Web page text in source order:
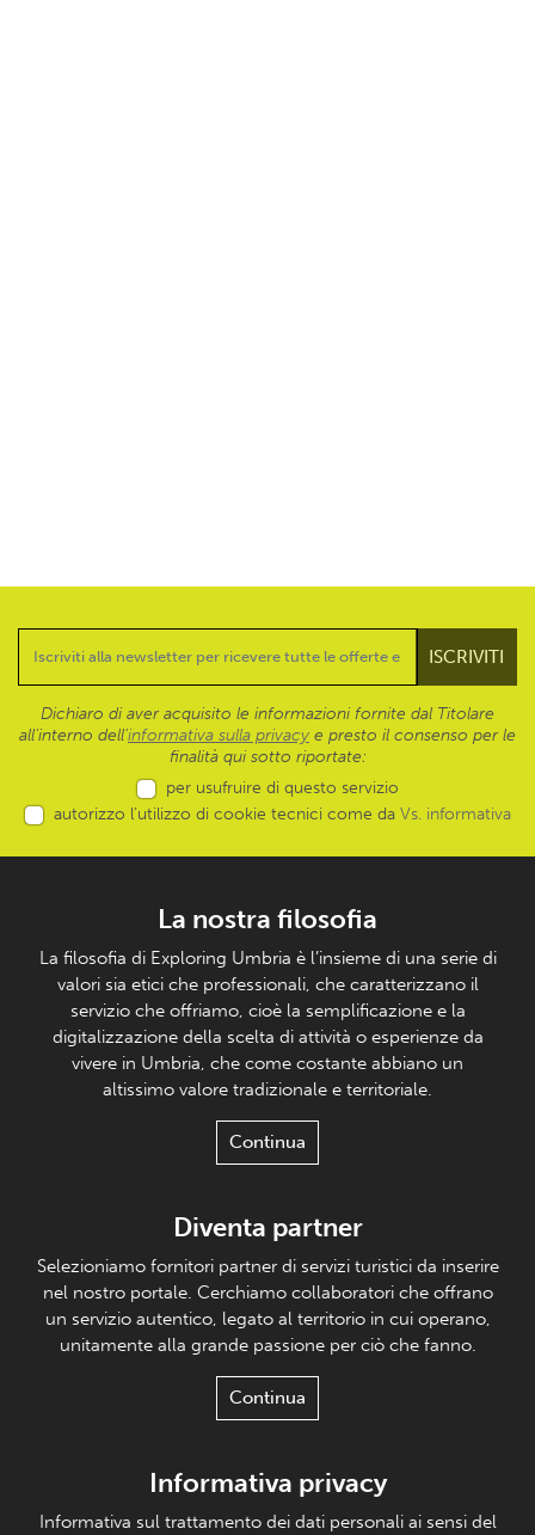
Dichiaro di aver acquisito le informazioni fornite dal Titolare
all’interno dell'informativa sulla privacy e presto il consenso per le
finalità qui sotto riportate:
per usufruire di questo servizio
autorizzo l’utilizzo di cookie tecnici come da Vs. informativa
La nostra filosofia
La filosofia di Exploring Umbria è l’insieme di una serie di
valori sia etici che professionali, che caratterizzano il
servizio che offriamo, cioè la semplificazione e la
digitalizzazione della scelta di attività o esperienze da
vivere in Umbria, che come costante abbiano un
altissimo valore tradizionale e territoriale.
Continua
Diventa partner
Selezioniamo fornitori partner di servizi turistici da inserire
nel nostro portale. Cerchiamo collaboratori che offrano
un servizio autentico, legato al territorio in cui operano,
unitamente alla grande passione per ciò che fanno.
Continua
Informativa privacy
Informativa sul trattamento dei dati personali ai sensi del